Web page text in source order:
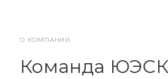
О КОМПАНИИ
Команда